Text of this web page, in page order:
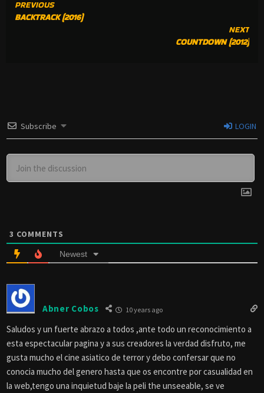
CONTINUE
READING
PREVIOUS
BACKTRACK (2016)
NEXT
COUNTDOWN (2012)
Subscribe LOGIN
3 COMMENTS
Newest
Abner Cobos 10 years ago
Saludos y un fuerte abrazo a todos ,ante todo un reconocimiento a
esta espectacular pagina y a sus creadores la verdad disfruto, me
gusta mucho el cine asiatico de terror y debo confersar que no
conocia mucho del genero hasta que os encontre por casualidad en
la web,tengo una inquietud baje la peli the unseeable, se ve